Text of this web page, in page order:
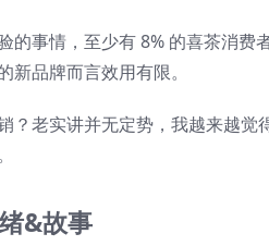
的事情，至少有 8% 的喜茶消
品牌而言效用有限。
？老实讲并无定势，我越来越
&故事